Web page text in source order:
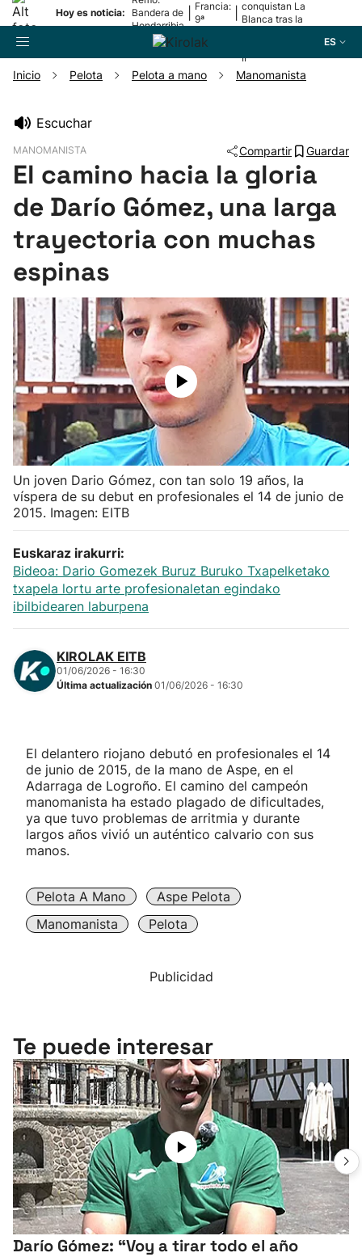
Hoy es noticia:
Bandera de
Hondarribia
Francia:
9ª
conquistan La
Blanca tras la
II
ES
Pelota
Remo
Baloncesto
Ciclismo
Herri-kirolak
Balonmano
Kirolak 360
Atletismo
Carreras de montaña
Más deportes
"Helmuga"
Inicio Pelota Pelota a mano Manomanista
Escuchar
MANOMANISTA Compartir Guardar
El camino hacia la gloria
de Darío Gómez, una larga
trayectoria con muchas
espinas
Un joven Dario Gómez, con tan solo 19 años, la
víspera de su debut en profesionales el 14 de junio de
2015. Imagen: EITB
Euskaraz irakurri:
Bideoa: Dario Gomezek Buruz Buruko Txapelketako
txapela lortu arte profesionaletan egindako
ibilbidearen laburpena
KIROLAK EITB
01/06/2026 - 16:30
Última actualización 01/06/2026 - 16:30
El delantero riojano debutó en profesionales el 14
de junio de 2015, de la mano de Aspe, en el
Adarraga de Logroño. El camino del campeón
manomanista ha estado plagado de dificultades,
ya que tuvo problemas de arritmia y durante
largos años vivió un auténtico calvario con sus
manos.
Pelota A Mano
Aspe Pelota
Manomanista
Pelota
Publicidad
Te puede interesar
Darío Gómez: “Voy a tirar todo el año